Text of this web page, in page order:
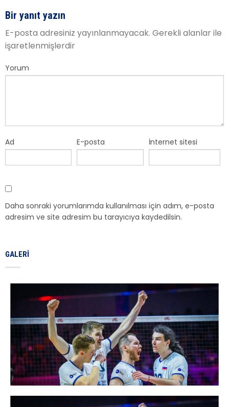
Bir yanıt yazın
E-posta adresiniz yayınlanmayacak. Gerekli alanlar ile
işaretlenmişlerdir
Yorum
Ad E-posta İnternet sitesi
Daha sonraki yorumlarımda kullanılması için adım, e-posta
adresim ve site adresim bu tarayıcıya kaydedilsin.
GALERI